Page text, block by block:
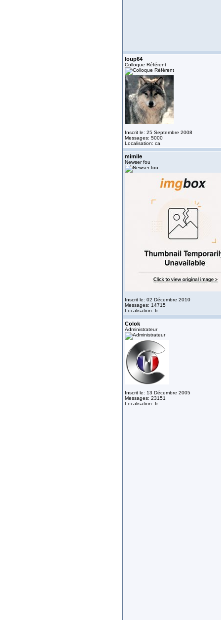
loup64
Colloque Référent
Inscrit le: 25 Septembre 2008
Messages: 5000
Localisation: ca
mimile
Newser fou
Inscrit le: 02 Décembre 2010
Messages: 14715
Localisation: fr
Colok
Administrateur
Inscrit le: 13 Décembre 2005
Messages: 23151
Localisation: fr